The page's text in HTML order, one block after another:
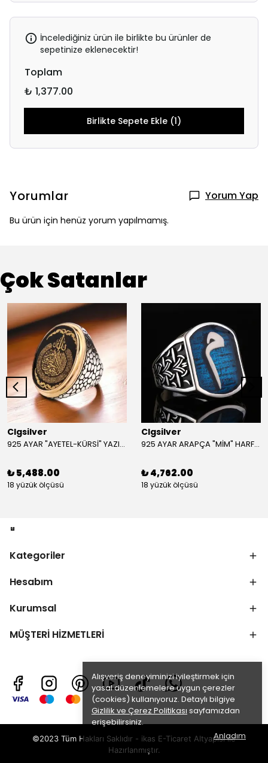
Alışveriş deneyiminizi iyileştirmek için
yasal düzenlemelere uygun çerezler
(cookies) kullanıyoruz. Detaylı bilgiye
Gizlilik ve Çerez Politikası sayfamızdan
erişebilirsiniz.
Anladım
İncelediğiniz ürün ile birlikte bu ürünler de
sepetinize eklenecektir!
Toplam
₺ 1,377.00
Birlikte Sepete Ekle (1)
Yorumlar Yorum Yap
Bu ürün için henüz yorum yapılmamış.
Çok Satanlar
Clgsilver
925 AYAR "AYETEL-KÜRSİ" YAZILI GÜMÜŞ ERKEK YÜZÜK
₺ 5,488.00
18 yüzük ölçüsü
Clgsilver
925 AYAR ARAPÇA "MİM" HARFLİ GÜMÜŞ ERKEK YÜZÜK
₺ 4,762.00
18 yüzük ölçüsü
Kategoriler
Hesabım
Kurumsal
MÜŞTERİ HİZMETLERİ
©2023 Tüm Hakları Saklıdır - ikas E-Ticaret Altyapısı ile
Hazırlanmıştır.